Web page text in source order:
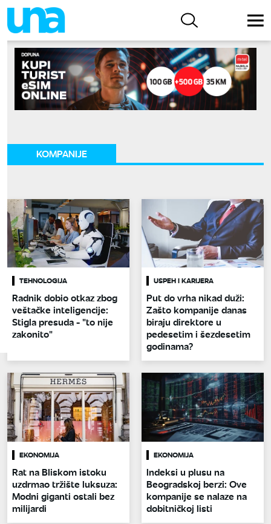
KOMPANIJE
TEHNOLOGIJA
Radnik dobio otkaz zbog
veštačke inteligencije:
Stigla presuda - "to nije
zakonito"
USPEH I KARIJERA
Put do vrha nikad duži:
Zašto kompanije danas
biraju direktore u
pedesetim i šezdesetim
godinama?
EKONOMIJA
Rat na Bliskom istoku
uzdrmao tržište luksuza:
Modni giganti ostali bez
milijardi
EKONOMIJA
Indeksi u plusu na
Beogradskoj berzi: Ove
kompanije se nalaze na
dobitničkoj listi